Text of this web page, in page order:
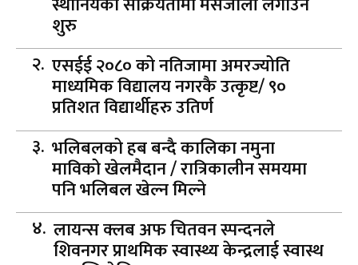
शुरु
एसईई २०८० को नतिजामा अमरज्योति
माध्यमिक विद्यालय नगरकै उत्कृष्ट/ ९०
प्रतिशत विद्यार्थीहरु उतिर्ण
भलिबलको हब बन्दै कालिका नमुना
माविको खेलमैदान / रात्रिकालीन समयमा
पनि भलिबल खेल्न मिल्ने
लायन्स क्लब अफ चितवन स्पन्दनले
शिवनगर प्राथमिक स्वास्थ्य केन्द्रलाई स्वास्थ